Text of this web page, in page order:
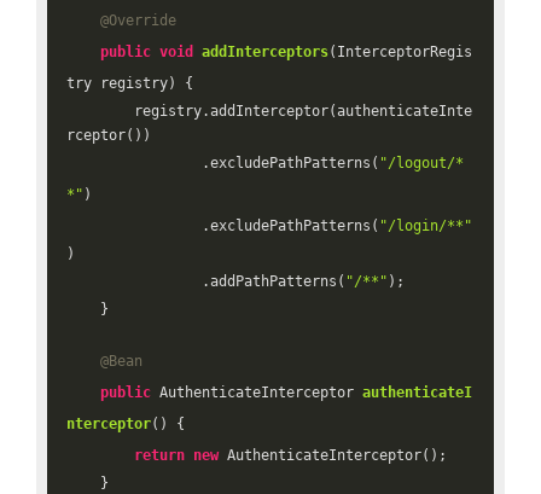
@Override
public void addInterceptors(InterceptorRegis
try registry)
{
registry.addInterceptor(authenticateInte
rceptor())
.excludePathPatterns( "/logout/*
*" )
.excludePathPatterns( "/login/**"
)
.addPathPatterns( "/**" );
}
@Bean
public AuthenticateInterceptor authenticateI
nterceptor()
{
return new AuthenticateInterceptor();
}